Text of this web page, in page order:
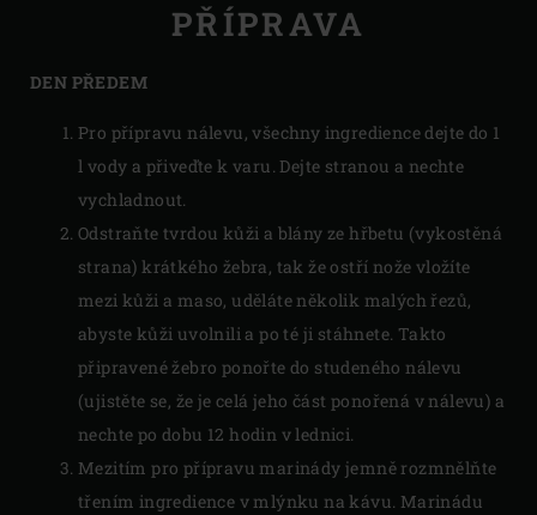
PŘÍPRAVA
DEN PŘEDEM
Pro přípravu nálevu, všechny ingredience dejte do 1
l vody a přiveďte k varu. Dejte stranou a nechte
vychladnout.
Odstraňte tvrdou kůži a blány ze hřbetu (vykostěná
strana) krátkého žebra, tak že ostří nože vložíte
mezi kůži a maso, uděláte několik malých řezů,
abyste kůži uvolnili a po té ji stáhnete. Takto
připravené žebro ponořte do studeného nálevu
(ujistěte se, že je celá jeho část ponořená v nálevu) a
nechte po dobu 12 hodin v lednici.
Mezitím pro přípravu marinády jemně rozmnělňte
třením ingredience v mlýnku na kávu. Marinádu